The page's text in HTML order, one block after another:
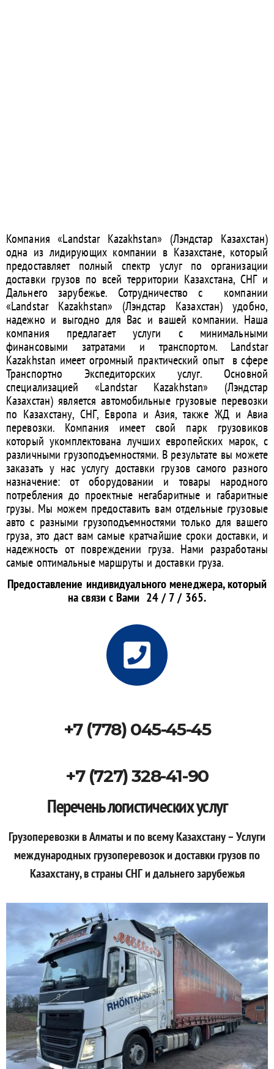
Компания «Landstar Kazakhstan» (Лэндстар Казахстан)
одна из лидирующих компании в Казахстане, который
предоставляет полный спектр услуг по организации
доставки грузов по всей территории Казахстана, СНГ и
Дальнего зарубежье. Сотрудничество с компании
«Landstar Kazakhstan» (Лэндстар Казахстан) удобно,
надежно и выгодно для Вас и вашей компании. Наша
компания предлагает услуги с минимальными
финансовыми затратами и транспортом. Landstar
Kazakhstan имеет огромный практический опыт в сфере
Транспортно Экспедиторских услуг. Основной
специализацией «Landstar Kazakhstan» (Лэндстар
Казахстан) является автомобильные грузовые перевозки
по Казахстану, СНГ, Европа и Азия, также ЖД и Авиа
перевозки. Компания имеет свой парк грузовиков
который укомплектована лучших европейских марок, с
различными грузоподъемностями. В результате вы можете
заказать у нас услугу доставки грузов самого разного
назначение: от оборудовании и товары народного
потребления до проектные негабаритные и габаритные
грузы. Мы можем предоставить вам отдельные грузовые
авто с разными грузоподъемностями только для вашего
груза, это даст вам самые кратчайшие сроки доставки, и
надежность от повреждении груза. Нами разработаны
самые оптимальные маршруты и доставки груза.
Предоставление индивидуального менеджера, который
на связи с Вами 24 / 7 / 365.
+7 (778) 045-45-45
+7 (727) 328-41-90
Перечень логистических услуг
Грузоперевозки в Алматы и по всему Казахстану – Услуги
международных грузоперевозок и доставки грузов по
Казахстану, в страны СНГ и дальнего зарубежья